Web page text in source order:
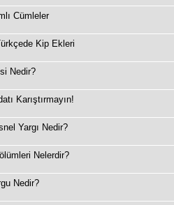
Cümleler
Kip Ekleri
Nedir?
Karıştırmayın!
Yargı Nedir?
Nelerdir?
Nedir?